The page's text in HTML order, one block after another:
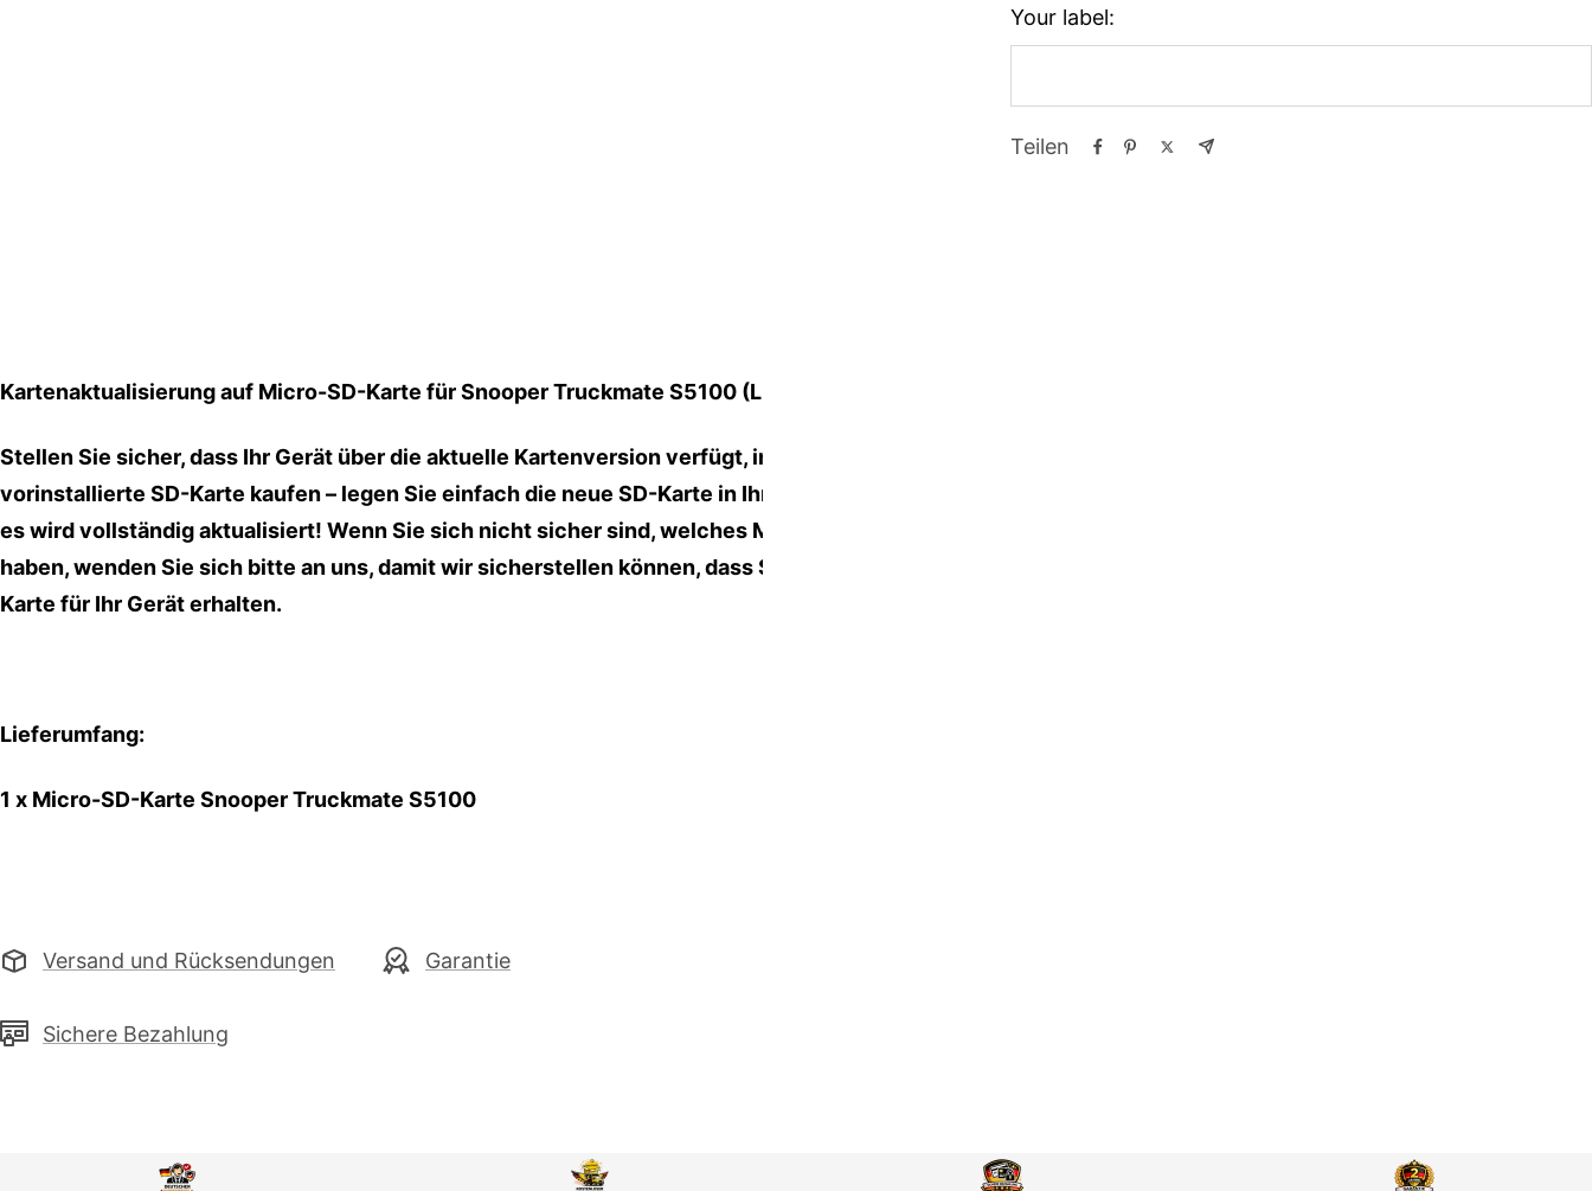
Your label:
Teilen
Kartenaktualisierung auf Micro-SD-Karte für Snooper Truckmate S5100 (LKW Version)
Stellen Sie sicher, dass Ihr Gerät über die aktuelle Kartenversion verfügt, indem Sie eine
vorinstallierte SD-Karte kaufen – legen Sie einfach die neue SD-Karte in Ihr Gerät ein und
es wird vollständig aktualisiert! Wenn Sie sich nicht sicher sind, welches Modell Sie
haben, wenden Sie sich bitte an uns, damit wir sicherstellen können, dass Sie die richtige
Karte für Ihr Gerät erhalten.
Lieferumfang:
1 x Micro-SD-Karte Snooper Truckmate S5100
Versand und Rücksendungen Garantie
Sichere Bezahlung